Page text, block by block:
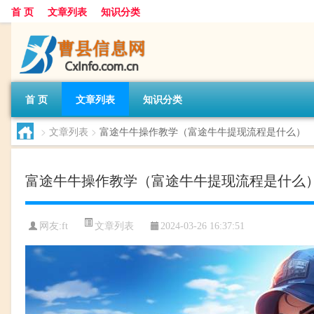
首 页 文章列表 知识分类
首 页 文章列表 知识分类
> 文章列表 > 富途牛牛操作教学（富途牛牛提现流程是什么）
富途牛牛操作教学（富途牛牛提现流程是什么
网友:ft 文章列表 2024-03-26 16:37:51